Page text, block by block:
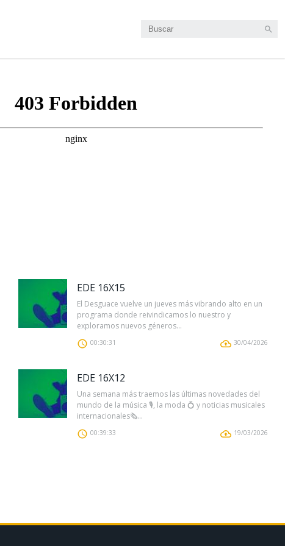
EDE 16X15
El Desguace vuelve un jueves más vibrando alto en un
programa donde reivindicamos lo nuestro y
exploramos nuevos géneros...
00:30:31 30/04/2026
EDE 16X12
Una semana más traemos las últimas novedades del
mundo de la música 🎙️, la moda 💍 y noticias musicales
internacionales🗞️...
00:39:33 19/03/2026